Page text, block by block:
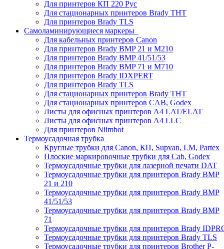
Для принтеров КП 220 Рус
Для стационарных принтеров Brady THT
Для принтеров Brady TLS
Самоламинирующиеся маркеры
Для кабельных принтеров Canon
Для принтеров Brady BMP 21 и M210
Для принтеров Brady BMP 41/51/53
Для принтеров Brady BMP 71 и M710
Для принтеров Brady IDXPERT
Для принтеров Brady TLS
Для стационарных принтеров Brady THT
Для стационарных принтеров CAB, Godex
Листы для офисных принтеров А4 LAT/ELAT
Листы для офисных принтеров А4 LLC
Для принтеров Niimbot
Термоусадочная трубка
Круглые трубки для Canon, КП, Supvan, LM, Partex
Плоские маркировочные трубки для Cab, Godex
Термоусадочные трубки для лазерной печати DAT
Термоусадочные трубки для принтеров Brady BMP
21 и 210
Термоусадочные трубки для принтеров Brady BMP
41/51/53
Термоусадочные трубки для принтеров Brady BMP
71
Термоусадочные трубки для принтеров Brady
Термоусадочные трубки для принтеров Brady TLS
Термоусадочные трубки для принтеров Brother P-